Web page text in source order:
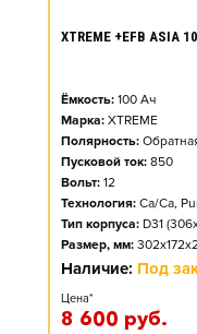
XTREME +EFB ASIA
Ёмкость: 100 Ач
Марка: XTREME
Полярность:
Пусковой ток: 850
Вольт: 12
Технология: Ca/Ca,
Тип корпуса: D31
Размер, мм:
Наличие: Под
Цена*
8 600 руб.